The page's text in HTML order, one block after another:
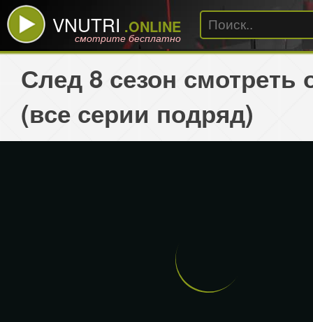
VNUTRI .ONLINE
смотрите бесплатно
След 8 сезон смотреть
(все серии подряд)